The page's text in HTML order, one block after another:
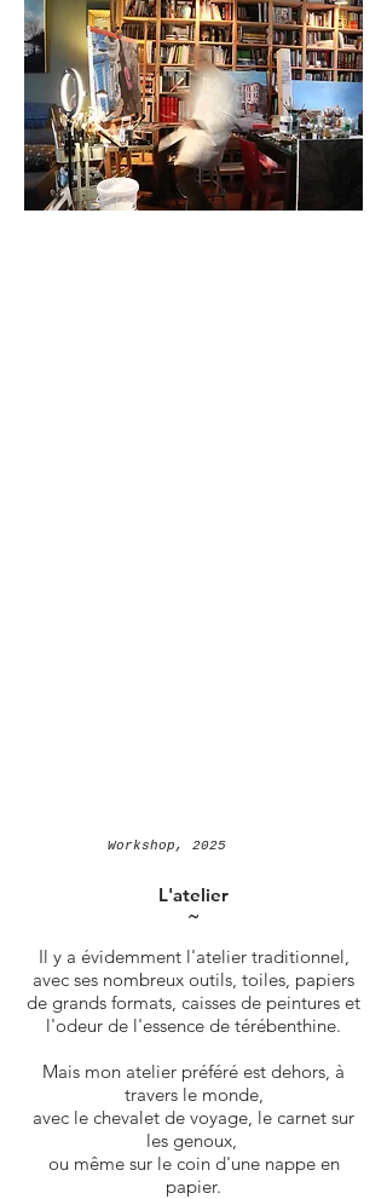
Workshop, 2025
L'atelier
˜
Il y a évidemment l'atelier traditionnel,
avec ses nombreux outils, toiles, papiers
de grands formats, caisses de peintures et
l'odeur de l'essence de térébenthine.
Mais mon atelier préféré est dehors, à
travers le monde,
avec le chevalet de voyage, le carnet sur
les genoux,
ou même sur le coin d'une nappe en
papier.